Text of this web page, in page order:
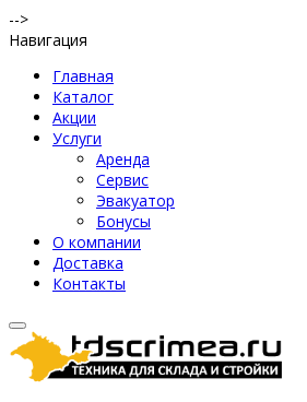
-->
Навигация
Главная
Каталог
Акции
Услуги
Аренда
Сервис
Эвакуатор
Бонусы
О компании
Доставка
Контакты